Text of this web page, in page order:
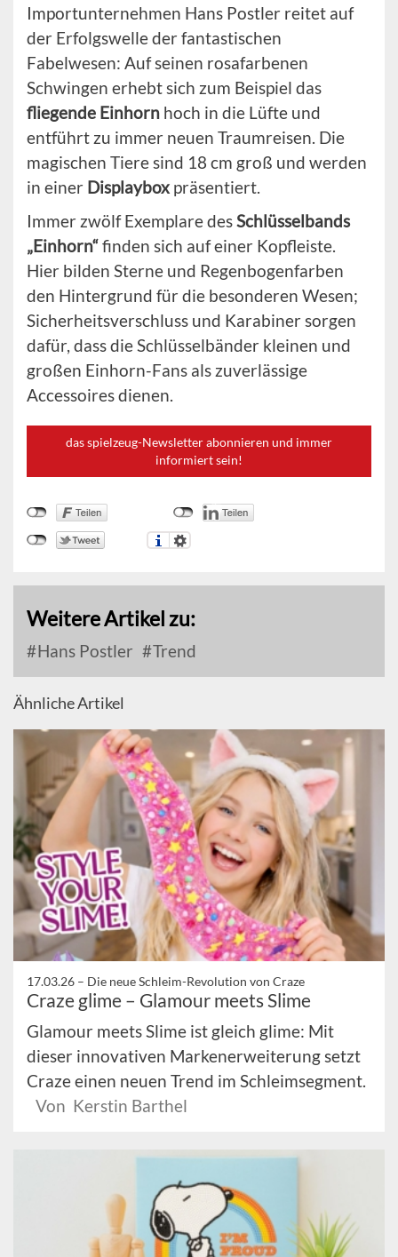
Importunternehmen Hans Postler reitet auf
der Erfolgswelle der fantastischen
Fabelwesen: Auf seinen rosafarbenen
Schwingen erhebt sich zum Beispiel das
fliegende Einhorn hoch in die Lüfte und
entführt zu immer neuen Traumreisen. Die
magischen Tiere sind 18 cm groß und werden
in einer Displaybox präsentiert.
Immer zwölf Exemplare desSchlüsselbands
„Einhorn“finden sich auf einer Kopfleiste.
Hier bilden Sterne und Regenbogenfarben
den Hintergrund für die besonderen Wesen;
Sicherheitsverschluss und Karabiner sorgen
dafür, dass die Schlüsselbänder kleinen und
großen Einhorn-Fans als zuverlässige
Accessoires dienen.
das spielzeug-Newsletter abonnieren und immer
informiert sein!
Weitere Artikel zu:
Hans Postler Trend
Ähnliche Artikel
17.03.26 – Die neue Schleim-Revolution von Craze
Craze glime – Glamour meets Slime
Glamour meets Slime ist gleich glime: Mit
dieser innovativen Markenerweiterung setzt
Craze einen neuen Trend im Schleimsegment.
Von Kerstin Barthel